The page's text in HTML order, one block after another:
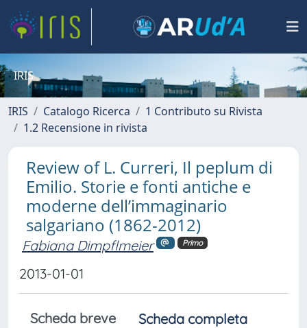
IRIS
IRIS Catalogo Ricerca
1 Contributo su Rivista
1.2 Recensione in rivista
Review of L. Curreri, Il peplum di
Emilio. Storie e fonti antiche e
moderne dell’immaginario
salgariano (1862-2012)
Fabiana Dimpflmeier Primo
2013-01-01
Scheda breve
Scheda completa